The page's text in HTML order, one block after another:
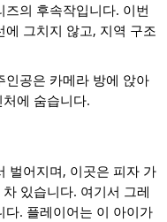
의 후속작입니다. 이번
그치지 않고, 지역 구조
인공은 카메라 방에 앉아
에 숨습니다.
벌어지며, 이곳은 피자 가
있습니다. 여기서 그레
다. 플레이어는 이 아이가